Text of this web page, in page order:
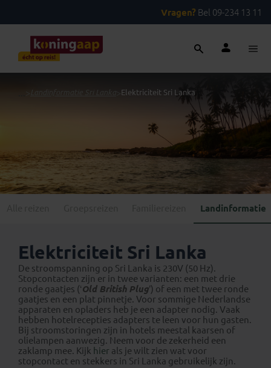
Vragen? Bel 09-234 13 11
> Landinformatie Sri Lanka Elektriciteit Sri Lanka
Landinformatie
Elektriciteit Sri Lanka
De stroomspanning op Sri Lanka is 230V (50 Hz).
Stopcontacten zijn er in twee varianten: een met drie
ronde gaatjes (‘Old British Plug’) of een met twee ronde
gaatjes en een plat pinnetje. Voor sommige Nederlandse
apparaten en opladers heb je een adapter nodig. Vaak
hebben hotelrecepties adapters te leen voor hun gasten.
Bij stroomstoringen zijn in hotels meestal kaarsen of
olielampen aanwezig. Neem voor de zekerheid een
zaklamp mee. Kijk hier als je wilt zien wat voor
stopcontact en stekkers in Sri Lanka gebruikelijk zijn.